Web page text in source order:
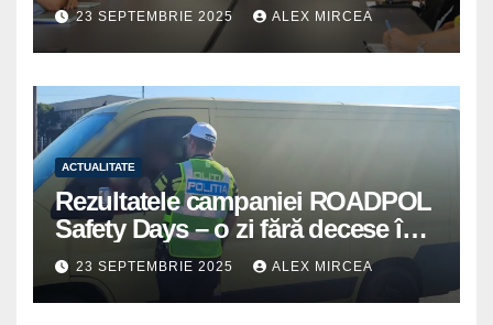
publice giurgiuvene
23 SEPTEMBRIE 2025 ALEX MIRCEA
ACTUALITATE
Rezultatele campaniei ROADPOL
Safety Days – o zi fără decese în
trafic
23 SEPTEMBRIE 2025 ALEX MIRCEA